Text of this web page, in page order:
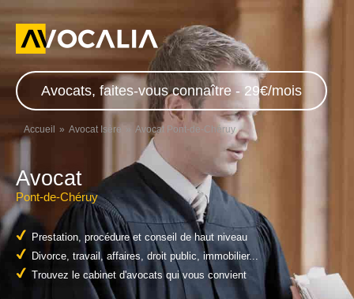
Avocats, faites-vous connaître - 29€/mois
Accueil Avocat Isère Avocat Pont-de-Chéruy
Avocat
Pont-de-Chéruy
Prestation, procédure et conseil de haut niveau
Divorce, travail, affaires, droit public, immobilier...
Trouvez le cabinet d'avocats qui vous convient